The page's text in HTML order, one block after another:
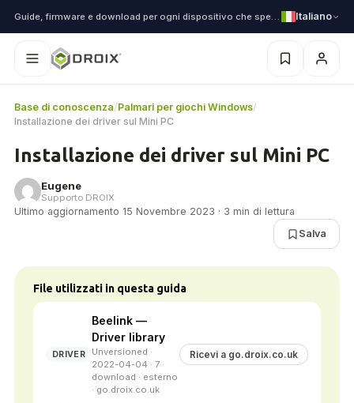
Italiano
Base di conoscenza/Palmari per giochi Windows/
Installazione dei driver sul Mini PC
Installazione dei driver sul Mini PC
Eugene
Supporto DROIX
Ultimo aggiornamento 15 Novembre 2023 · 3 min di lettura
Salva
File utilizzati in questa guida
DRIVER
Beelink —
Driver library
Unversioned ·
2022-04-04 · 7
download · esterno
· go.droix.co.uk
Ricevi a go.droix.co.uk